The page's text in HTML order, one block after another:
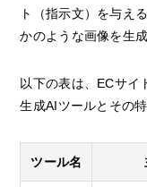
ト（指示文）を与え
かのような画像を生成
以下の表は、ECサイ
生成AIツールとその
ツール名